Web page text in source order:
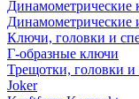
Динамометрические
Динамометрические
Ключи, головки и
Г-образные ключи
Трещотки, головки
Joker